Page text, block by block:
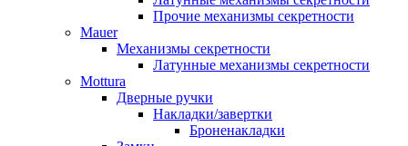
Прочие механизмы секретности
Mauer
Механизмы секретности
Латунные механизмы секретности
Mottura
Дверные ручки
Накладки/завертки
Броненакладки